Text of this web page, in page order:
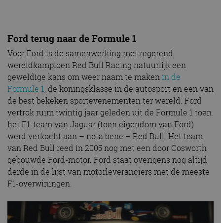
Ford terug naar de Formule 1
Voor Ford is de samenwerking met regerend
wereldkampioen Red Bull Racing natuurlijk een
geweldige kans om weer naam te makenin de
Formule 1, de koningsklasse in de autosport en een van
de best bekeken sportevenementen ter wereld. Ford
vertrok ruim twintig jaar geleden uit de Formule 1 toen
het F1-team van Jaguar (toen eigendom van Ford)
werd verkocht aan – nota bene – Red Bull. Het team
van Red Bull reed in 2005 nog met een door Cosworth
gebouwde Ford-motor. Ford staat overigens nog altijd
derde in de lijst van motorleveranciers met de meeste
F1-overwiningen.